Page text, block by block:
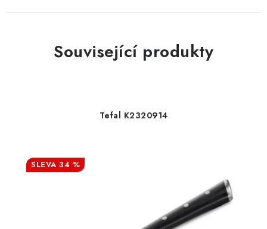
Související produkty
Tefal K2320914
34 %